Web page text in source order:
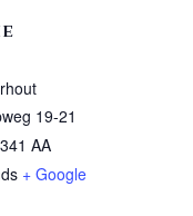
19-21
AA
+ Google